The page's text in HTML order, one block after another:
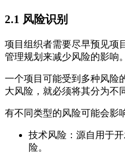
2.1 风险识别
项目组织者需要尽早预见项
管理规划来减少风险的影响。
一个项目可能受到多种风险
大风险，就必须将其分为不
有不同类型的风险可能会影
技术风险：源自用于
险。